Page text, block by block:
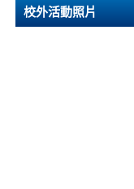
校外活動照片